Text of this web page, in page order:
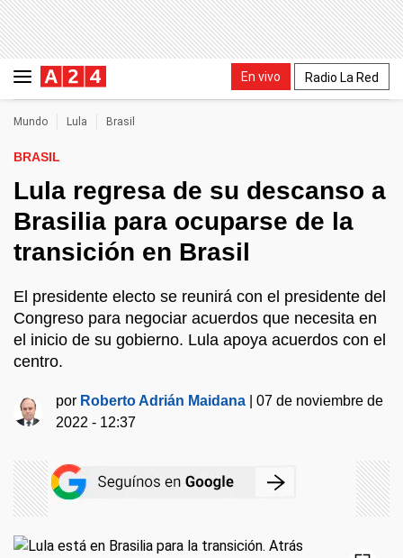
En vivo Radio La Red
Mundo Lula Brasil
BRASIL
Lula regresa de su descanso a
Brasilia para ocuparse de la
transición en Brasil
El presidente electo se reunirá con el presidente del
Congreso para negociar acuerdos que necesita en
el inicio de su gobierno. Lula apoya acuerdos con el
centro.
por Roberto Adrián Maidana |07 de noviembre de
2022 - 12:37